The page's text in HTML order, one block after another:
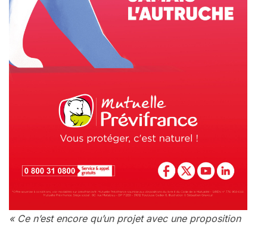
« Ce n’est encore qu’un projet avec une proposition